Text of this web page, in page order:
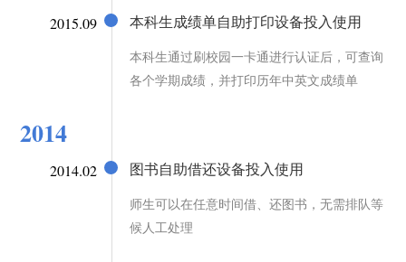
2015.09 本科生成绩单自助打印设备投入使用
本科生通过刷校园一卡通进行认证后，可查询
各个学期成绩，并打印历年中英文成绩单
2014
2014.02 图书自助借还设备投入使用
师生可以在任意时间借、还图书，无需排队等
候人工处理